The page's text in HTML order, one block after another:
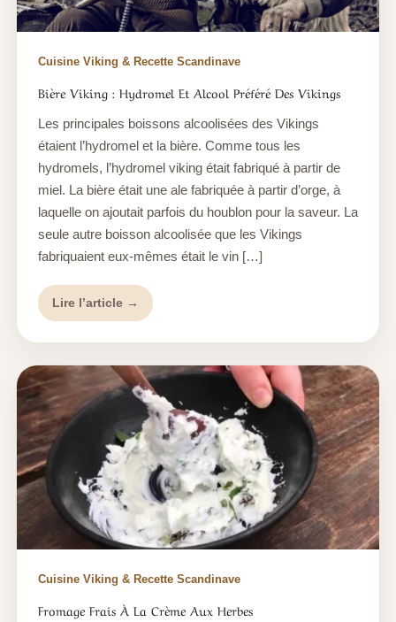
Cuisine Viking & Recette Scandinave
Bière Viking : Hydromel Et Alcool Préféré Des Vikings
Les principales boissons alcoolisées des Vikings
étaient l’hydromel et la bière. Comme tous les
hydromels, l’hydromel viking était fabriqué à partir de
miel. La bière était une ale fabriquée à partir d’orge, à
laquelle on ajoutait parfois du houblon pour la saveur. La
seule autre boisson alcoolisée que les Vikings
fabriquaient eux-mêmes était le vin […]
Lire l’article →
Cuisine Viking & Recette Scandinave
Fromage Frais À La Crème Aux Herbes